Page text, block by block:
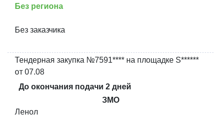
Без региона
Без заказчика
Тендерная закупка №7591**** на площадке S******
от 07.08
До окончания подачи 2 дней
ЗМО
Ленол